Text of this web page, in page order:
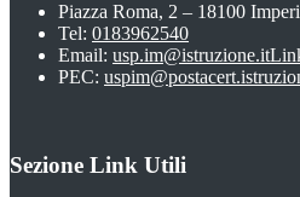
Piazza Roma, 2 – 18100
Tel: 0183962540
Email: usp.im@istruzione.it
PEC:
Sezione Link Utili